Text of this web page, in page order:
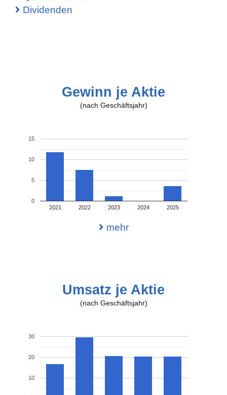
Dividenden
Gewinn je Aktie
(nach Geschäftsjahr)
2021 2022 2023 2024 2025
0
5
10
15
mehr
Umsatz je Aktie
(nach Geschäftsjahr)
10
20
30